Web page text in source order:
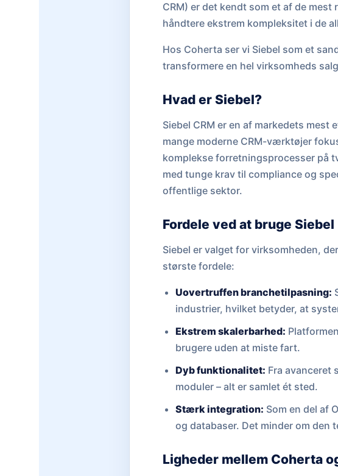
CRM) er det kendt som et af de
håndtere ekstrem kompleksitet i de
Hos Coherta ser vi Siebel som et
transformere en hel virksomheds
Hvad er Siebel?
Siebel CRM er en af markedets
mange moderne CRM-værktøjer
komplekse forretningsprocesser på
med tunge krav til compliance og
offentlige sektor.
Fordele ved at bruge Siebel
Siebel er valget for virksomheden,
største fordele:
Uovertruffen branchetilpasning:
industrier, hvilket betyder, at
Ekstrem skalerbarhed:
brugere uden at miste fart.
Dyb funktionalitet: Fra avanceret
moduler – alt er samlet ét sted.
Stærk integration: Som en del af
og databaser. Det minder om
Ligheder mellem Coherta